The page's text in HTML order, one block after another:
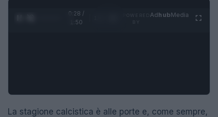
0:29 /
1:50
AdhubMedia
La stagione calcistica è alle porte e, come sempre,